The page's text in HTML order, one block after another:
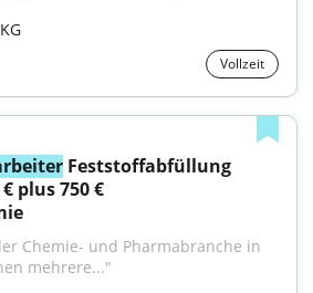
Vollzeit
Feststoffabfüllung
plus 750 €
mehrere..."